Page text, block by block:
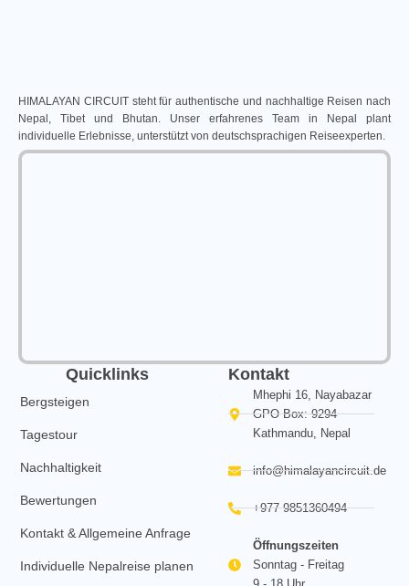
HIMALAYAN CIRCUIT steht für authentische und nachhaltige Reisen nach
Nepal, Tibet und Bhutan. Unser erfahrenes Team in Nepal plant
individuelle Erlebnisse, unterstützt von deutschsprachigen Reiseexperten.
Quicklinks
Bergsteigen
Tagestour
Nachhaltigkeit
Bewertungen
Kontakt & Allgemeine Anfrage
Individuelle Nepalreise planen
Kontakt
Mhephi 16, Nayabazar
GPO Box: 9294
Kathmandu, Nepal
info@himalayancircuit.de
+977 9851360494
Öffnungszeiten
Sonntag - Freitag